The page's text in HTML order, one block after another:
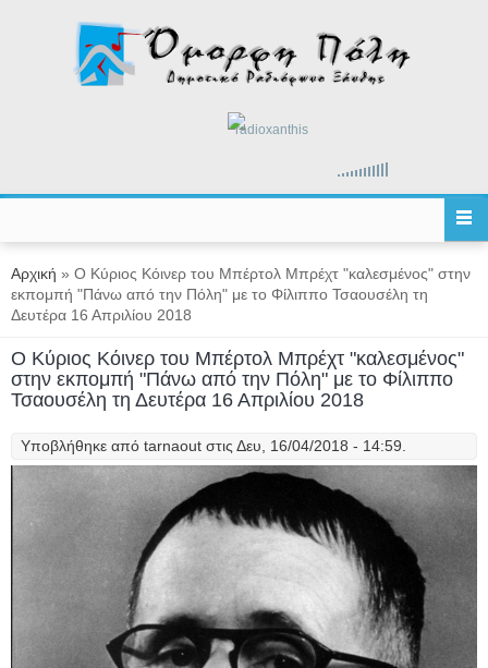
radioxanthis
Είστε εδώ
Αρχική » Ο Κύριος Κόινερ του Μπέρτολ Μπρέχτ "καλεσμένος" στην
εκπομπή "Πάνω από την Πόλη" με το Φίλιππο Τσαουσέλη τη
Δευτέρα 16 Απριλίου 2018
Ο Κύριος Κόινερ του Μπέρτολ Μπρέχτ "καλεσμένος"
στην εκπομπή "Πάνω από την Πόλη" με το Φίλιππο
Τσαουσέλη τη Δευτέρα 16 Απριλίου 2018
Υποβλήθηκε από tarnaout στις Δευ, 16/04/2018 - 14:59.